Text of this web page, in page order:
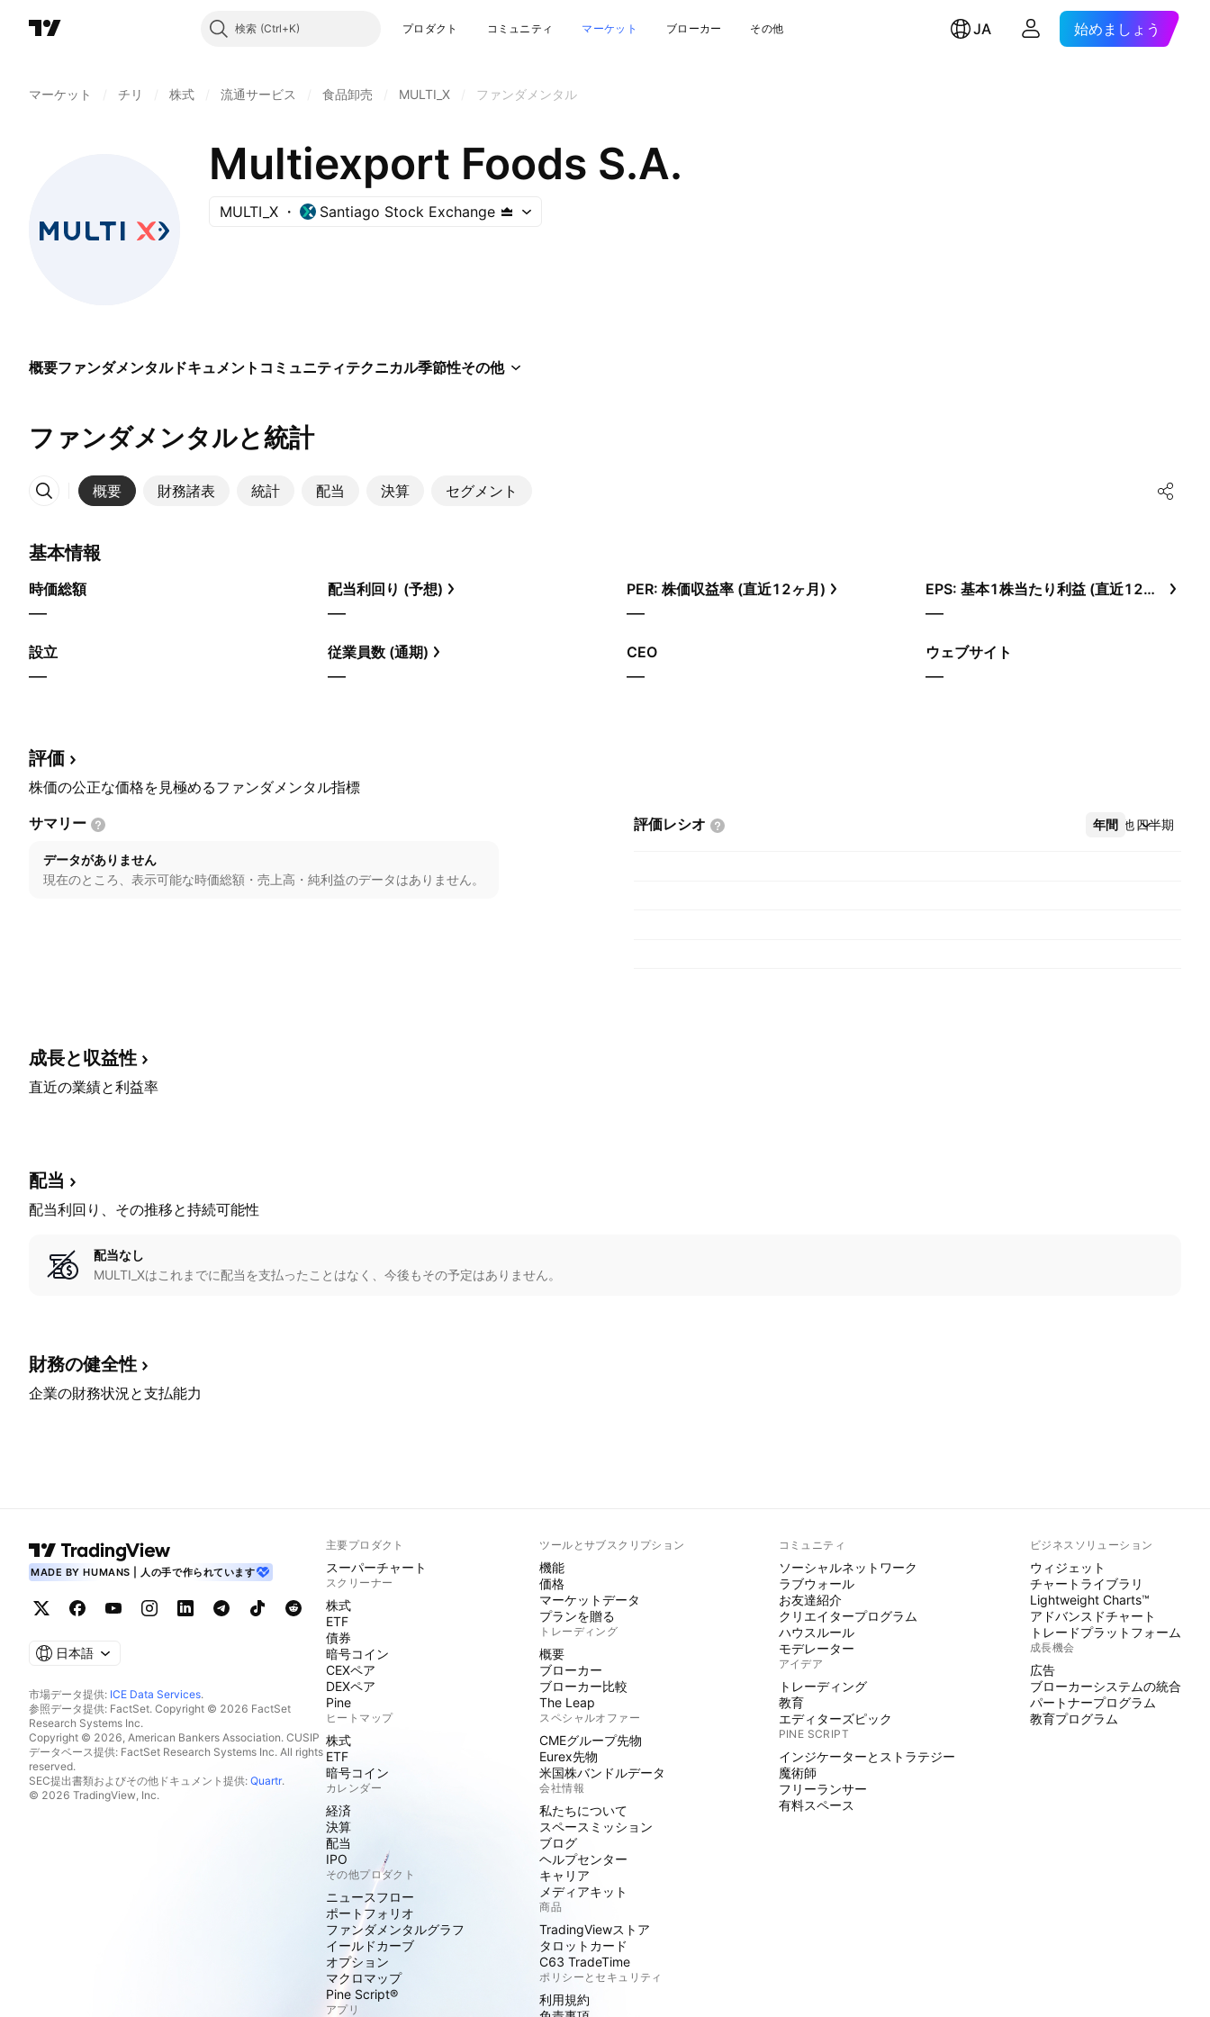
検索 プロダクト コミュニティ マーケット ブローカー その他 JA 始めましょう
マーケット チリ 株式 流通サービス 食品卸売 MULTI_X ファンダメンタル
Multiexport Foods S.A.
MULTI_X Santiago Stock Exchange
概要ファンダメンタルドキュメント コミュニティテクニカル季節性その他
ファンダメンタルと統計
概要 財務諸表 統計 配当 決算 セグメント
その他
基本情報
時価総額
—
配当利回り (予想)
—
PER: 株価収益率 (直近12ヶ月)
—
EPS: 基本1株当たり利益 (直近12ヶ月)
—
設立
—
従業員数 (通期)
—
CEO
—
ウェブサイト
—
評価
株価の公正な価格を見極めるファンダメンタル指標
サマリー
データがありません
現在のところ、表示可能な時価総額・売上高・純利益のデータはありません。
評価レシオ 年間 四半期
その他
成長と収益性
直近の業績と利益率
配当
配当利回り、その推移と持続可能性
配当なし
MULTI_Xはこれまでに配当を支払ったことはなく、今後もその予定はありません。
財務の健全性
企業の財務状況と支払能力
MADE BY HUMANS | 人の手で作られています
日本語
市場データ提供: ICE Data Services.
参照データ提供: FactSet. Copyright © 2026 FactSet
Research Systems Inc.
Copyright © 2026, American Bankers Association. CUSIP
データベース提供: FactSet Research Systems Inc. All rights
reserved.
SEC提出書類およびその他ドキュメント提供: Quartr.
© 2026 TradingView, Inc.
主要プロダクト
スーパーチャート
スクリーナー
株式
ETF
債券
暗号コイン
CEXペア
DEXペア
Pine
ヒートマップ
株式
ETF
暗号コイン
カレンダー
経済
決算
配当
IPO
その他プロダクト
ニュースフロー
ポートフォリオ
ファンダメンタルグラフ
イールドカーブ
オプション
マクロマップ
Pine Script®
アプリ
ツールとサブスクリプション
機能
価格
マーケットデータ
プランを贈る
トレーディング
概要
ブローカー
ブローカー比較
The Leap
スペシャルオファー
CMEグループ先物
Eurex先物
米国株バンドルデータ
会社情報
私たちについて
スペースミッション
ブログ
ヘルプセンター
キャリア
メディアキット
商品
TradingViewストア
タロットカード
C63 TradeTime
ポリシーとセキュリティ
利用規約
コミュニティ
ソーシャルネットワーク
ラブウォール
お友達紹介
クリエイタープログラム
ハウスルール
モデレーター
アイデア
トレーディング
教育
エディターズピック
PINE SCRIPT
インジケーターとストラテジー
魔術師
フリーランサー
有料スペース
ビジネスソリューション
ウィジェット
チャートライブラリ
Lightweight Charts™
アドバンスドチャート
トレードプラットフォーム
成長機会
広告
ブローカーシステムの統合
パートナープログラム
教育プログラム